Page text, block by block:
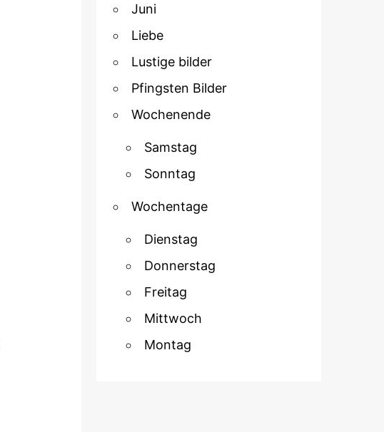
Juni
Liebe
Lustige bilder
Pfingsten Bilder
Wochenende
Samstag
Sonntag
Wochentage
Dienstag
Donnerstag
Freitag
Mittwoch
Montag